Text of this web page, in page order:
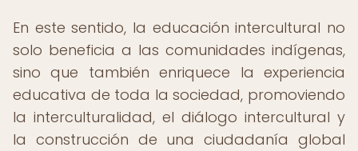
En este sentido, la educación intercultural no
solo beneficia a las comunidades indígenas,
sino que también enriquece la experiencia
educativa de toda la sociedad, promoviendo
la interculturalidad, el diálogo intercultural y
la construcción de una ciudadanía global